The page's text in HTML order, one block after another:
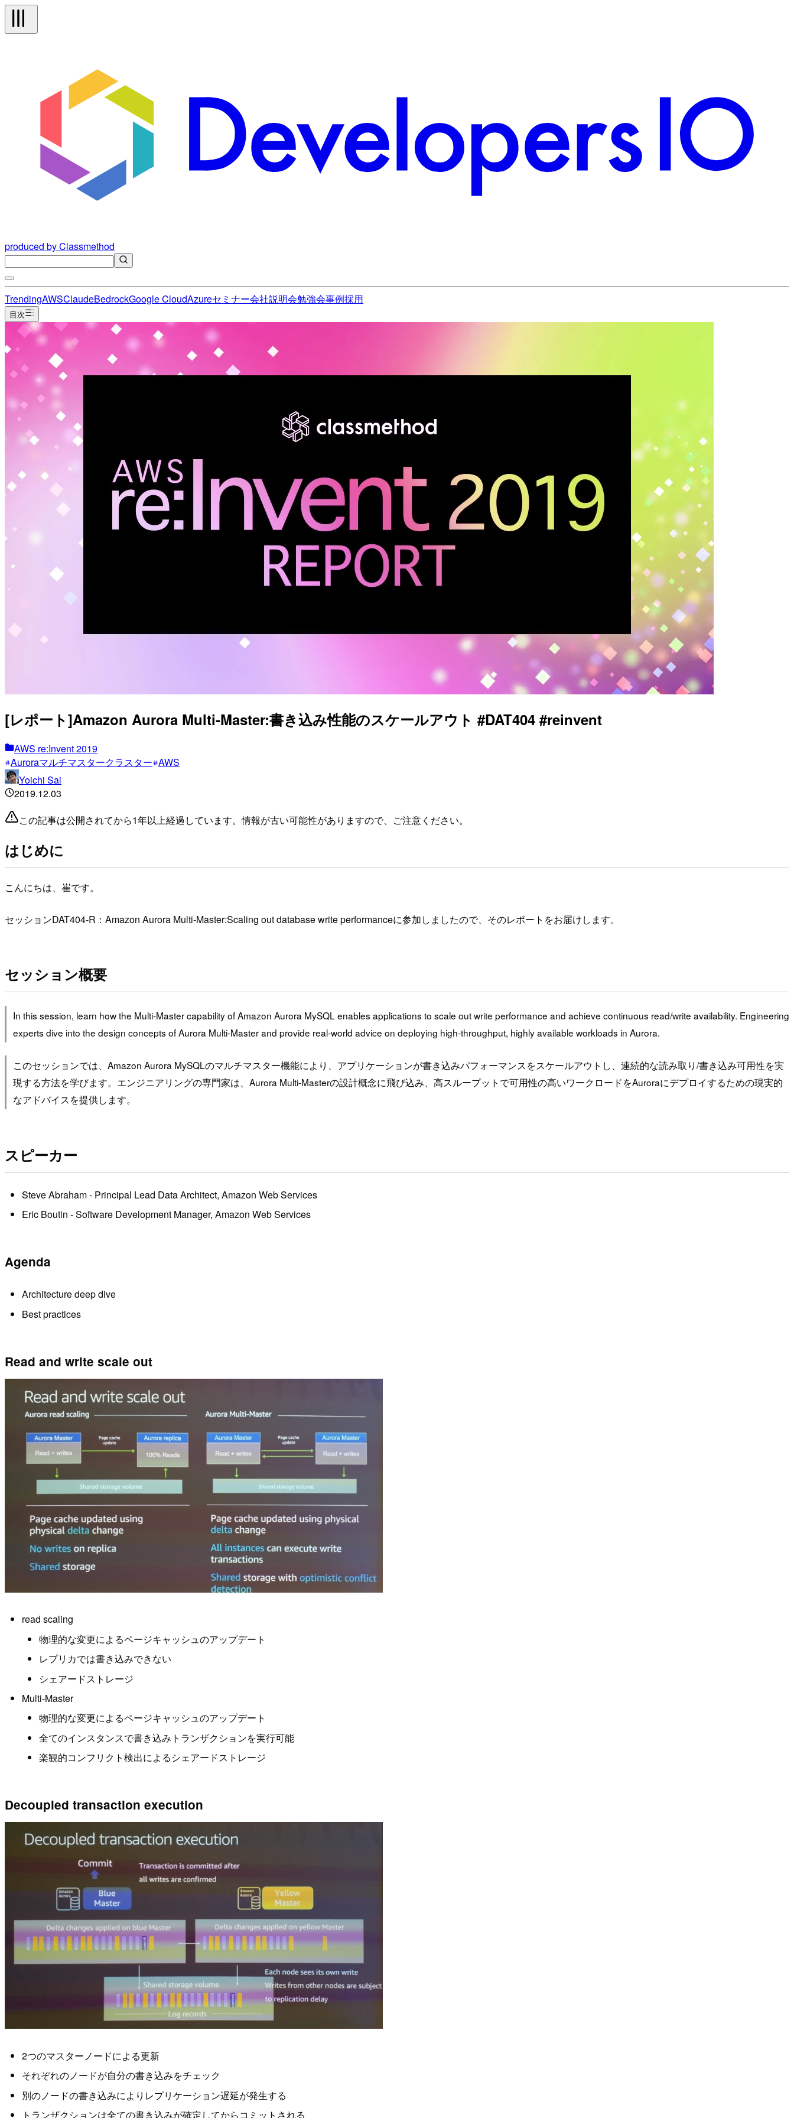
produced by Classmethod
TrendingAWSClaudeBedrockGoogle CloudAzureセミナー会社説明会勉強会事例採用
目次
[レポート]Amazon Aurora Multi-Master:書き込み性能のスケールアウト #DAT404 #reinvent
AWS re:Invent 2019
Auroraマルチマスタークラスター AWS
Yoichi Sai
2019.12.03
この記事は公開されてから1年以上経過しています。情報が古い可能性がありますので、ご注意ください。
はじめに
こんにちは、崔です。
セッションDAT404-R：Amazon Aurora Multi-Master:Scaling out database write performanceに参加しましたので、そのレポートをお届けします。
セッション概要
In this session, learn how the Multi-Master capability of Amazon Aurora MySQL enables applications to scale out write performance and achieve continuous read/write availability. Engineering
experts dive into the design concepts of Aurora Multi-Master and provide real-world advice on deploying high-throughput, highly available workloads in Aurora.
このセッションでは、Amazon Aurora MySQLのマルチマスター機能により、アプリケーションが書き込みパフォーマンスをスケールアウトし、連続的な読み取り/書き込み可用性を実
現する方法を学びます。エンジニアリングの専門家は、Aurora Multi-Masterの設計概念に飛び込み、高スループットで可用性の高いワークロードをAuroraにデプロイするための現実的
なアドバイスを提供します。
スピーカー
Steve Abraham - Principal Lead Data Architect, Amazon Web Services
Eric Boutin - Software Development Manager, Amazon Web Services
Agenda
Architecture deep dive
Best practices
Read and write scale out
read scaling
物理的な変更によるページキャッシュのアップデート
レプリカでは書き込みできない
シェアードストレージ
Multi-Master
物理的な変更によるページキャッシュのアップデート
全てのインスタンスで書き込みトランザクションを実行可能
楽観的コンフリクト検出によるシェアードストレージ
Decoupled transaction execution
2つのマスターノードによる更新
それぞれのノードが自分の書き込みをチェック
別のノードの書き込みによりレプリケーション遅延が発生する
トランザクションは全ての書き込みが確定してからコミットされる